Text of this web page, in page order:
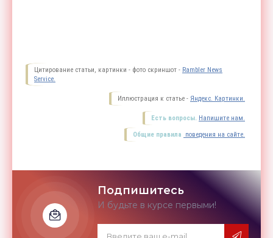
Цитирование статьи, картинки - фото скриншот - Rambler News
Service.
Иллюстрация к статье - Яндекс. Картинки.
Есть вопросы. Напишите нам.
Общие правила поведения на сайте.
Подпишитесь
И будьте в курсе первыми!